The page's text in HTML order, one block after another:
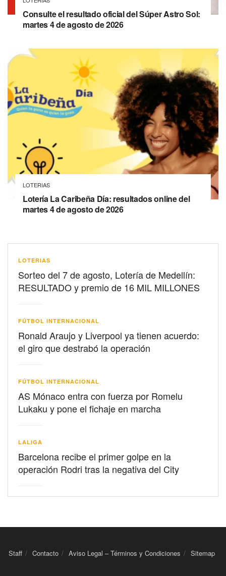
Consulte el resultado oficial del Súper Astro Sol:
martes 4 de agosto de 2026
LOTERIAS
Lotería La Caribeña Día: resultados online del
martes 4 de agosto de 2026
LOTERIAS
Sorteo del 7 de agosto, Lotería de Medellín:
RESULTADO y premio de 16 MIL MILLONES
FÚTBOL INTERNACIONAL
Ronald Araujo y Liverpool ya tienen acuerdo:
el giro que destrabó la operación
FÚTBOL INTERNACIONAL
AS Mónaco entra con fuerza por Romelu
Lukaku y pone el fichaje en marcha
LALIGA
Barcelona recibe el primer golpe en la
operación Rodri tras la negativa del City
Staff Contacto Aviso Legal – Términos y Condiciones Sitemap